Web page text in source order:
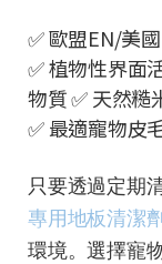
✅ 歐盟EN/美
✅ 植物性界面
物質 ✅ 天然
✅ 最適寵物皮
只要透過定期
專用地板清潔劑
環境。選擇寵